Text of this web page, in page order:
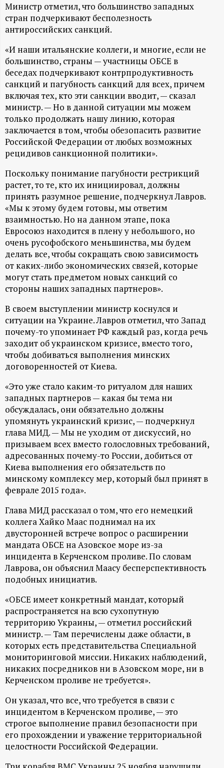
о
р
м
а
ц
и
о
н
н
ы
й
п
о
р
т
а
л
Министр отметил, что большинство западных
стран подчеркивают бесполезность
антироссийских санкций.
«И наши итальянские коллеги, и многие, если не
большинство, страны — участницы ОБСЕ в
беседах подчеркивают контрпродуктивность
санкций и пагубность санкций для всех, причем
включая тех, кто эти санкции вводит, — сказал
министр. — Но в данной ситуации мы можем
только продолжать нашу линию, которая
заключается в том, чтобы обезопасить развитие
Российской Федерации от любых возможных
рецидивов санкционной политики».
Поскольку понимание пагубности рестрикций
растет, то те, кто их инициировал, должны
принять разумное решение, подчеркнул Лавров.
«Мы к этому будем готовы, мы ответим
взаимностью. Но на данном этапе, пока
Евросоюз находится в плену у небольшого, но
очень русофобского меньшинства, мы будем
делать все, чтобы сокращать свою зависимость
от каких-либо экономических связей, которые
могут стать предметом новых санкций со
стороны наших западных партнеров».
В своем выступлении министр коснулся и
ситуации на Украине. Лавров отметил, что Запад
почему-то упоминает РФ каждый раз, когда речь
заходит об украинском кризисе, вместо того,
чтобы добиваться выполнения минских
договоренностей от Киева.
«Это уже стало каким-то ритуалом для наших
западных партнеров — какая бы тема ни
обсуждалась, они обязательно должны
упомянуть украинский кризис, — подчеркнул
глава МИД. — Мы не уходим от дискуссий, но
призываем всех вместо голословных требований,
адресованных почему-то России, добиться от
Киева выполнения его обязательств по
минскому комплексу мер, который был принят в
феврале 2015 года».
Глава МИД рассказал о том, что его немецкий
коллега Хайко Маас поднимал на их
двусторонней встрече вопрос о расширении
мандата ОБСЕ на Азовское море из-за
инцидента в Керченском проливе. По словам
Лаврова, он объяснил Маасу бесперспективность
подобных инициатив.
«ОБСЕ имеет конкретный мандат, который
распространяется на всю сухопутную
территорию Украины, — отметил российский
министр. — Там перечислены даже области, в
которых есть представительства Специальной
мониторинговой миссии. Никаких наблюдений,
никаких посредников ни в Азовском море, ни в
Керченском проливе не требуется».
Он указал, что все, что требуется в связи с
инцидентом в Керченском проливе, — это
строгое выполнение правил безопасности при
его прохождении и уважение территориальной
целостности Российской Федерации.